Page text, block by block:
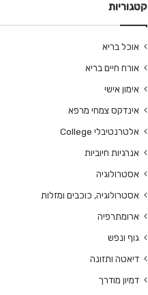
קטגוריות
אוכל בריא
אורח חיים בריא
אימון אישי
אינדקס צמחי מרפא
אלטרנטיבלי College
אנרגיות חיוביות
אסטרולוגיה
אסטרולוגיה, כוכבים ומזלות
ארומתרפיה
גוף ונפש
דיאטה ותזונה
דמיון מודרך